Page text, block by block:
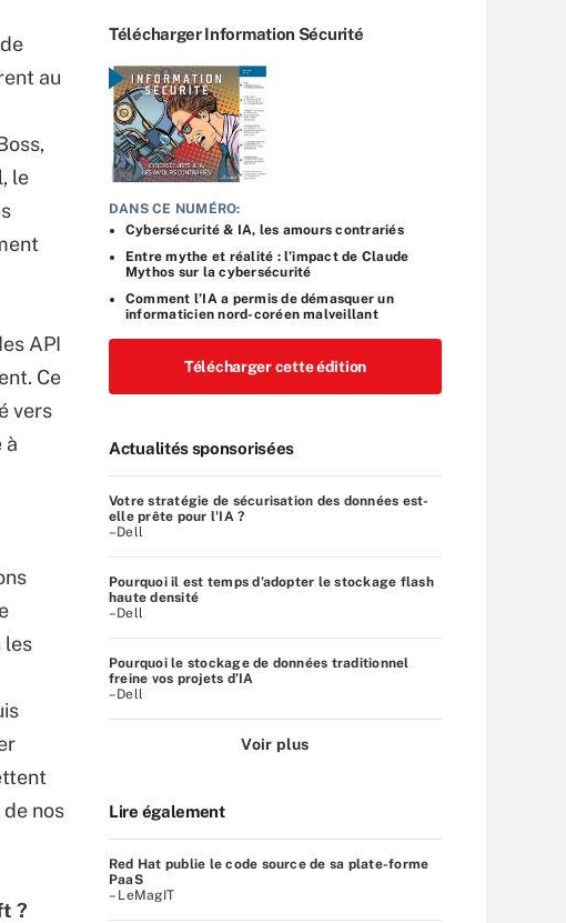
au
le
API
Ce
vers
à
les
nos
?
Télécharger Information Sécurité
DANS CE NUMÉRO:
Cybersécurité & IA, les amours contrariés
Entre mythe et réalité : l’impact de Claude
Mythos sur la cybersécurité
Comment l’IA a permis de démasquer un
informaticien nord-coréen malveillant
Télécharger cette édition
Actualités sponsorisées
Votre stratégie de sécurisation des données est-
elle prête pour l'IA ?
–Dell
Pourquoi il est temps d’adopter le stockage flash
haute densité
–Dell
Pourquoi le stockage de données traditionnel
freine vos projets d’IA
–Dell
Voir plus
Lire également
Red Hat publie le code source de sa plate-forme
PaaS
– LeMagIT